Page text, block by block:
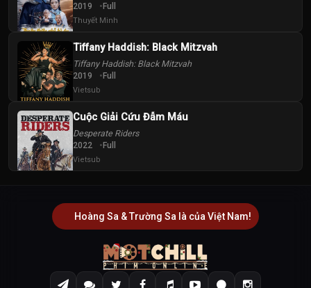
2019 Full
Thuyết Minh
Tiffany Haddish: Black Mitzvah
Tiffany Haddish: Black Mitzvah
2019 Full
Vietsub
Cuộc Giải Cứu Đẫm Máu
Desperate Riders
2022 Full
Vietsub
Hoàng Sa & Trường Sa là của Việt Nam!